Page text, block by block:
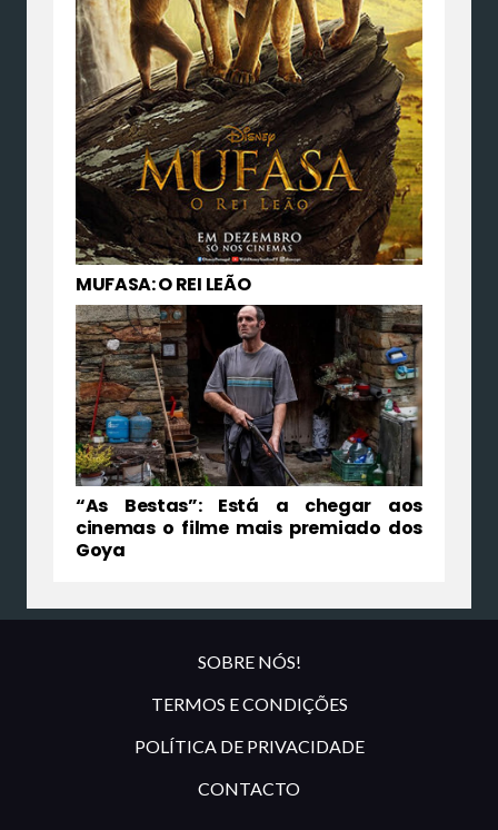
MUFASA: O REI LEÃO
“As Bestas”: Está a chegar aos
cinemas o filme mais premiado dos
Goya
SOBRE NÓS!
TERMOS E CONDIÇÕES
POLÍTICA DE PRIVACIDADE
CONTACTO